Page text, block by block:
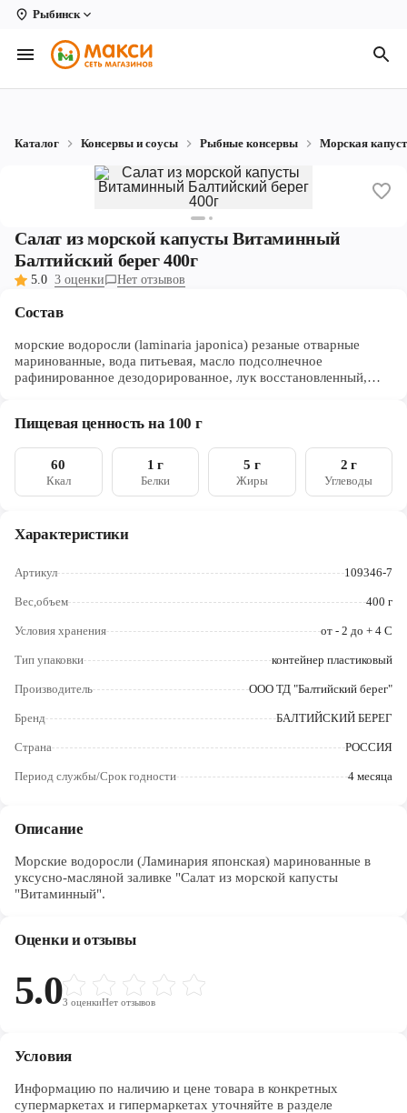
Рыбинск
Вологда
Архангельск
Кирово-Чепецк
Коряжма
Котлас
Новодвинск
Рыбинск
Северодвинск
Ярославль
Каталог Консервы и соусы Рыбные консервы Морская
Салат из морской капусты Витаминный
Балтийский берег 400г
5.0 3 оценки Нет отзывов
Состав
морские водоросли (laminaria japonica) резаные отварные
маринованные, вода питьевая, масло подсолнечное
рафинированное дезодорированное, лук восстановленный,
Пищевая ценность на 100 г
60
Ккал
1 г
Белки
5 г
Жиры
2 г
Углеводы
Характеристики
Артикул 109346-7
Вес,объем 400 г
Условия хранения от - 2 до + 4 С
Тип упаковки контейнер пластиковый
Производитель ООО ТД "Балтийский берег"
Бренд БАЛТИЙСКИЙ БЕРЕГ
Страна РОССИЯ
Период службы/Срок годности 4 месяца
Описание
Морские водоросли (Ламинария японская) маринованные в
уксусно-масляной заливке "Салат из морской капусты
"Витаминный".
Оценки и отзывы
5.03 оценкиНет отзывов
Условия
Информацию по наличию и цене товара в конкретных
супермаркетах и гипермаркетах уточняйте в разделе